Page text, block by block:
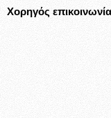
Χορηγός